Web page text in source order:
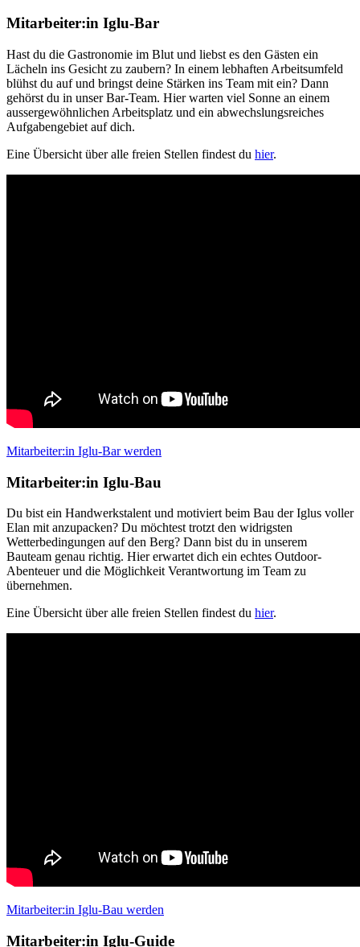
Mitarbeiter:in Iglu-Bar
Hast du die Gastronomie im Blut und liebst es den Gästen ein
Lächeln ins Gesicht zu zaubern? In einem lebhaften Arbeitsumfeld
blühst du auf und bringst deine Stärken ins Team mit ein? Dann
gehörst du in unser Bar-Team. Hier warten viel Sonne an einem
aussergewöhnlichen Arbeitsplatz und ein abwechslungsreiches
Aufgabengebiet auf dich.
Eine Übersicht über alle freien Stellen findest du hier.
Mitarbeiter:in Iglu-Bar werden
Mitarbeiter:in Iglu-Bau
Du bist ein Handwerkstalent und motiviert beim Bau der Iglus voller
Elan mit anzupacken? Du möchtest trotzt den widrigsten
Wetterbedingungen auf den Berg? Dann bist du in unserem
Bauteam genau richtig. Hier erwartet dich ein echtes Outdoor-
Abenteuer und die Möglichkeit Verantwortung im Team zu
übernehmen.
Eine Übersicht über alle freien Stellen findest du hier.
Mitarbeiter:in Iglu-Bau werden
Mitarbeiter:in Iglu-Guide